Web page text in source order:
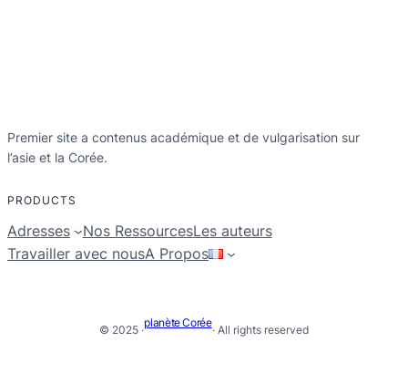
Premier site a contenus académique et de vulgarisation sur
l’asie et la Corée.
PRODUCTS
Adresses Nos RessourcesLes auteurs
Travailler avec nousA Propos
© 2025 ·
planète Corée
· All rights reserved